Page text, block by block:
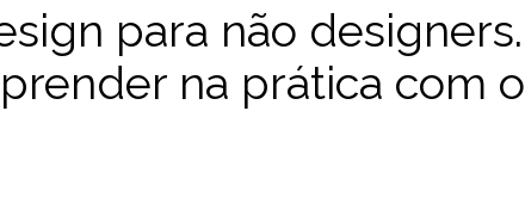
para não designers.
na prática com o